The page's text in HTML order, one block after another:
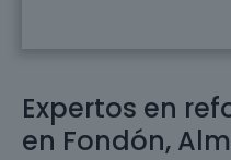
Expertos en
en Fondón,